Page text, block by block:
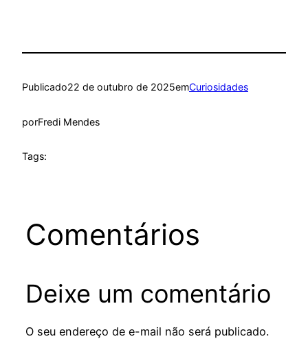
Publicado22 de outubro de 2025emCuriosidades
porFredi Mendes
Tags:
Comentários
Deixe um comentário
O seu endereço de e-mail não será publicado.